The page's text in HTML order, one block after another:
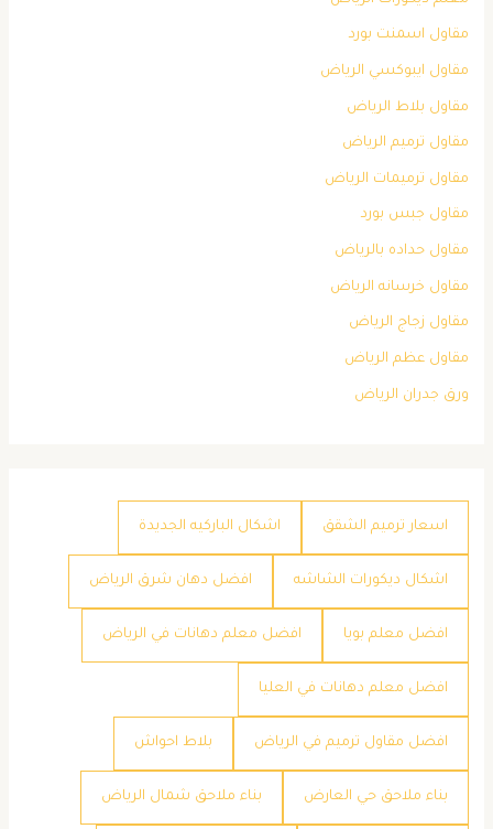
مقاول اسمنت بورد
مقاول ايبوكسي الرياض
مقاول بلاط الرياض
مقاول ترميم الرياض
مقاول ترميمات الرياض
مقاول جبس بورد
مقاول حداده بالرياض
مقاول خرسانه الرياض
مقاول زجاج الرياض
مقاول عظم الرياض
ورق جدران الرياض
اسعار ترميم الشقق اشكال الباركيه الجديدة
اشكال ديكورات الشاشه افضل دهان شرق الرياض
افضل معلم بويا افضل معلم دهانات في الرياض
افضل معلم دهانات في العليا
افضل مقاول ترميم في الرياض بلاط احواش
بناء ملاحق حي العارض بناء ملاحق شمال الرياض